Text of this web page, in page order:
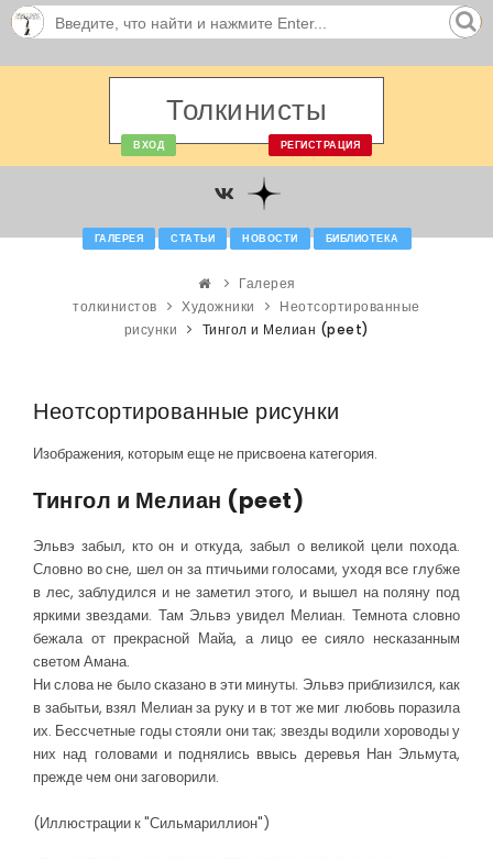
Толкинисты
ВХОД РЕГИСТРАЦИЯ
ГАЛЕРЕЯ СТАТЬИ НОВОСТИ БИБЛИОТЕКА
Галерея
толкинистов
Художники
Неотсортированные
рисунки
Тингол и Мелиан (peet)
Неотсортированные рисунки
Изображения, которым еще не присвоена категория.
Тингол и Мелиан (peet)
Эльвэ забыл, кто он и откуда, забыл о великой цели похода.
Словно во сне, шел он за птичьими голосами, уходя все глубже
в лес, заблудился и не заметил этого, и вышел на поляну под
яркими звездами. Там Эльвэ увидел Мелиан. Темнота словно
бежала от прекрасной Майа, а лицо ее сияло несказанным
светом Амана.
Ни слова не было сказано в эти минуты. Эльвэ приблизился, как
в забытьи, взял Мелиан за руку и в тот же миг любовь поразила
их. Бессчетные годы стояли они так; звезды водили хороводы у
них над головами и поднялись ввысь деревья Нан Эльмута,
прежде чем они заговорили.
(Иллюстрации к "Сильмариллион")